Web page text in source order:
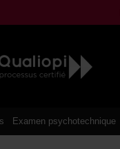
Examen psychotechnique